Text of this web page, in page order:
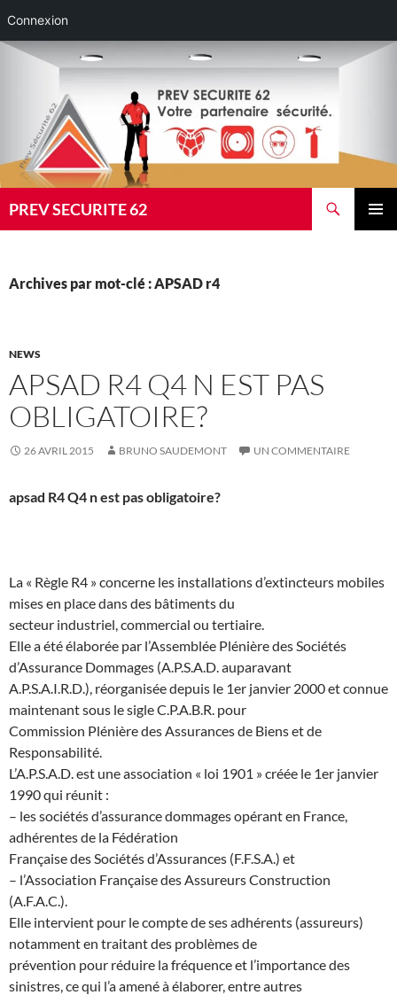
Connexion
Aller
PREV SECURITE 62
Archives par mot-clé : APSAD r4
NEWS
APSAD R4 Q4 N EST PAS
OBLIGATOIRE?
26 AVRIL 2015 BRUNO SAUDEMONT UN COMMENTAIRE
apsad R4 Q4 n est pas obligatoire?
La « Règle R4 » concerne les installations d’extincteurs mobiles
mises en place dans des bâtiments du
secteur industriel, commercial ou tertiaire.
Elle a été élaborée par l’Assemblée Plénière des Sociétés
d’Assurance Dommages (A.P.S.A.D. auparavant
A.P.S.A.I.R.D.), réorganisée depuis le 1er janvier 2000 et connue
maintenant sous le sigle C.P.A.B.R. pour
Commission Plénière des Assurances de Biens et de
Responsabilité.
L’A.P.S.A.D. est une association « loi 1901 » créée le 1er janvier
1990 qui réunit :
– les sociétés d’assurance dommages opérant en France,
adhérentes de la Fédération
Française des Sociétés d’Assurances (F.F.S.A.) et
– l’Association Française des Assureurs Construction
(A.F.A.C.).
Elle intervient pour le compte de ses adhérents (assureurs)
notamment en traitant des problèmes de
prévention pour réduire la fréquence et l’importance des
sinistres, ce qui l’a amené à élaborer, entre autres